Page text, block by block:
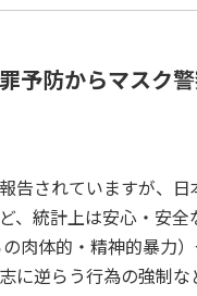
予防からマスク
告されていますが、
統計上は安心・安全
肉体的・精神的暴力
に逆らう行為の強制